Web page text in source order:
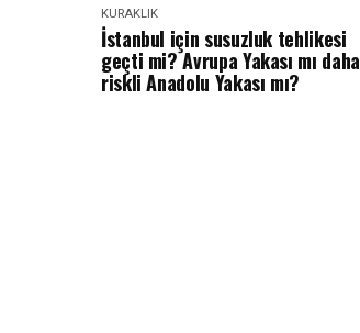
KURAKLIK
İstanbul için susuzluk tehlikesi
geçti mi? Avrupa Yakası mı daha
riskli Anadolu Yakası mı?